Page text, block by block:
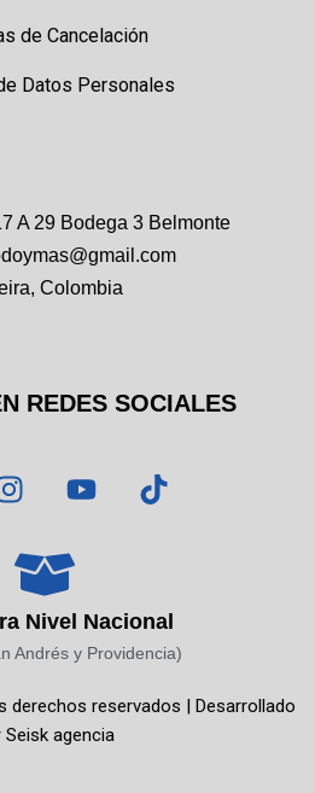
de Cancelación
Datos Personales
A 29 Bodega 3 Belmonte
Colombia
REDES SOCIALES
I
n
t
a
g
r
m
Y
o
b
e
T
i
k
Nivel Nacional
Andrés y Providencia)
derechos reservados | Desarrollado
Seisk agencia